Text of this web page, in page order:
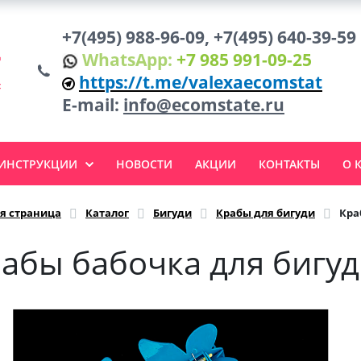
+7(495) 988-96-09, +7(495) 640-39-59
WhatsApp: +7 985 991-09-25
https://t.me/valexaecomstat
E-mail: info@ecomstate.ru
НОВОСТИ АКЦИИ КОНТАКТЫ О
страница Каталог Бигуди Крабы для бигуди
бабочка для